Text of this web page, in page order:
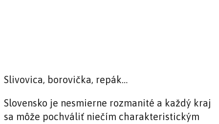
Slivovica, borovička, repák…
Slovensko je nesmierne rozmanité a každý kraj
sa môže pochváliť niečím charakteristickým